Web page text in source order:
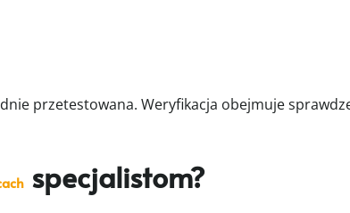
przetestowana. Weryfikacja obejmuje
specjalistom?